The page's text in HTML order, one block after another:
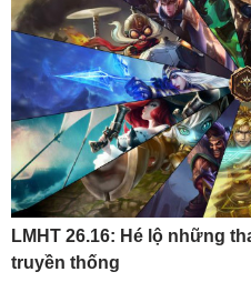
LMHT 26.16: Hé lộ những
truyền thống